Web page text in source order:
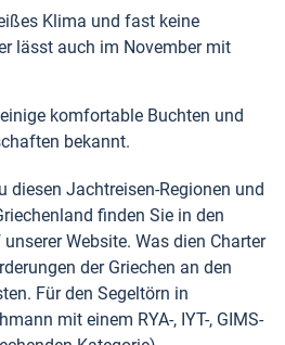
Klima und fast keine
lässt auch im November mit
komfortable Buchten und
bekannt.
diesen Jachtreisen-Regionen und
finden Sie in den
unserer Website. Was dien Charter
der Griechen an den
Für den Segeltörn in
mit einem RYA-, IYT-, GIMS-